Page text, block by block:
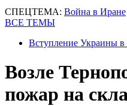
СПЕЦТЕМА: Война в Иране
ВСЕ ТЕМЫ
Вступление Украины
Возле
пожар на